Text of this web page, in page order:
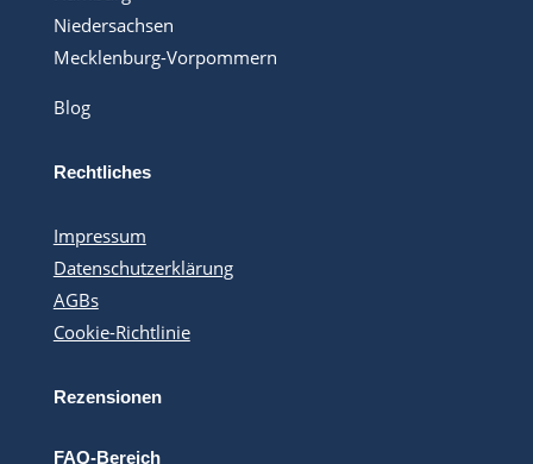
Niedersachsen
Mecklenburg-Vorpommern
Blog
Rechtliches
Impressum
Datenschutzerklärung
AGBs
Cookie-Richtlinie
Rezensionen
FAQ-Bereich